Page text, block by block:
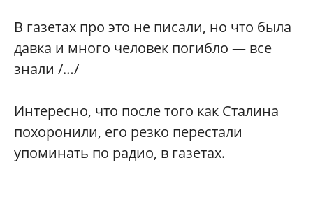
В газетах про это не писали, но что была
давка и много человек погибло — все
знали /…/
Интересно, что после того как Сталина
похоронили, его резко перестали
упоминать по радио, в газетах.